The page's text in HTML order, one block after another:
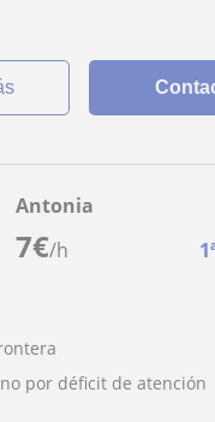
7€/h
Antonia
por déficit de atención